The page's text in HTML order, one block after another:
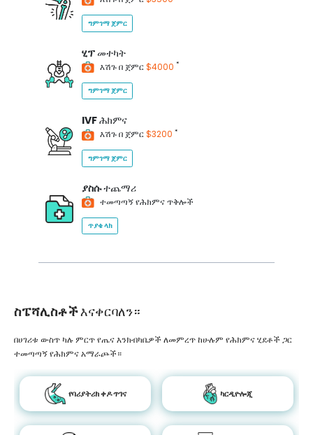
ግምገማ ጀምር
ሂፕመተካት
እሽጉ በ ጀምር$4000 *
ግምገማ ጀምር
IVFሕክምና
እሽጉ በ ጀምር$3200 *
ግምገማ ጀምር
ያስሱተጨማሪ
ተመጣጣኝ የሕክምና ጥቅሎች
ጥያቄ ላክ
ስፔሻሊስቶችእናቀርባለን።
በሀገሪቱ ውስጥ ካሉ ምርጥ የጤና እንክብካቤዎች ለመምረጥ ከሁሉም የሕክምና ሂደቶች ጋር
ተመጣጣኝ የሕክምና አማራጮች።
የባሪያትሪክ ቀዶ ጥገና ካርዲዮሎጂ